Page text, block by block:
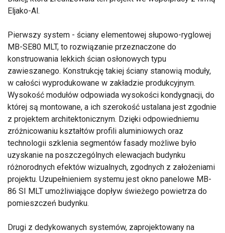
Eljako-Al.
Pierwszy system - ściany elementowej słupowo-ryglowej
MB-SE80 MLT, to rozwiązanie przeznaczone do
konstruowania lekkich ścian osłonowych typu
zawieszanego. Konstrukcję takiej ściany stanowią moduły,
w całości wyprodukowane w zakładzie produkcyjnym.
Wysokość modułów odpowiada wysokości kondygnacji, do
której są montowane, a ich szerokość ustalana jest zgodnie
z projektem architektonicznym. Dzięki odpowiedniemu
zróżnicowaniu kształtów profili aluminiowych oraz
technologii szklenia segmentów fasady możliwe było
uzyskanie na poszczególnych elewacjach budynku
różnorodnych efektów wizualnych, zgodnych z założeniami
projektu. Uzupełnieniem systemu jest okno panelowe MB-
86 SI MLT umożliwiające dopływ świeżego powietrza do
pomieszczeń budynku.
Drugi z dedykowanych systemów, zaprojektowany na